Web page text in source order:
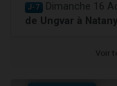
J-7 Dimanche 16
de Ungvar à
Voir